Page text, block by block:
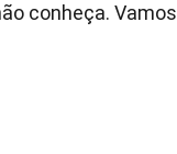
conheça. Vamos